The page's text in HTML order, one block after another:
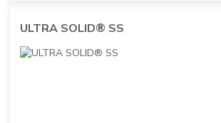
ULTRA SOLID® SS